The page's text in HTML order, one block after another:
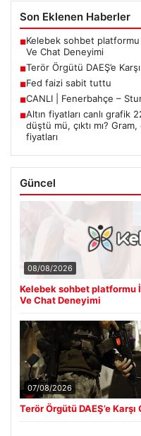
Son Eklenen Haberler
■Kelebek sohbet
Ve Chat Deneyimi
■Terör Örgütü DAEŞ’e
■Fed faizi sabit tuttu
■CANLI | Fenerbahçe –
■Altın fiyatları canlı grafik
düştü mü, çıktı mı?
fiyatları
Güncel
08/08/2026
Kelebek sohbet
Ve Chat Deneyimi
07/08/2026
Terör Örgütü DAEŞ’e